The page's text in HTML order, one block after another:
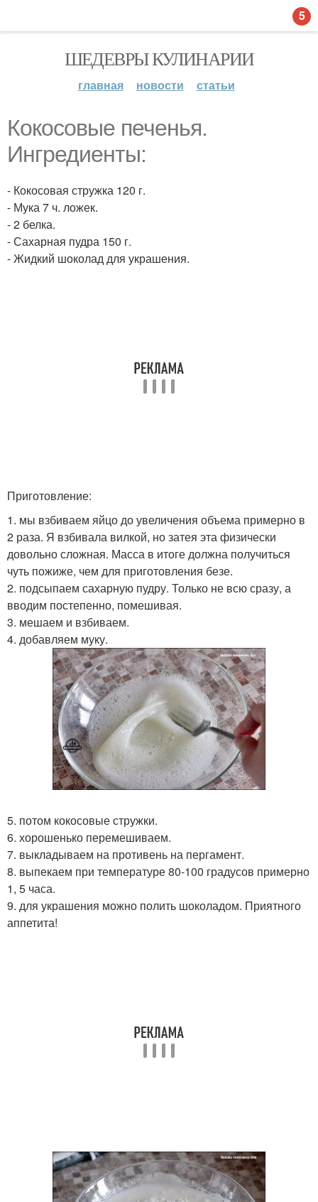
ШЕДЕВРЫ КУЛИНАРИИ
главная новости статьи
Кокосовые печенья.
Ингредиенты:
- Кокосовая стружка 120 г.
- Мука 7 ч. ложек.
- 2 белка.
- Сахарная пудра 150 г.
- Жидкий шоколад для украшения.
Приготовление:
1. мы взбиваем яйцо до увеличения объема примерно в
2 раза. Я взбивала вилкой, но затея эта физически
довольно сложная. Масса в итоге должна получиться
чуть пожиже, чем для приготовления безе.
2. подсыпаем сахарную пудру. Только не всю сразу, а
вводим постепенно, помешивая.
3. мешаем и взбиваем.
4. добавляем муку.
5. потом кокосовые стружки.
6. хорошенько перемешиваем.
7. выкладываем на противень на пергамент.
8. выпекаем при температуре 80-100 градусов примерно
1, 5 часа.
9. для украшения можно полить шоколадом. Приятного
аппетита!
5